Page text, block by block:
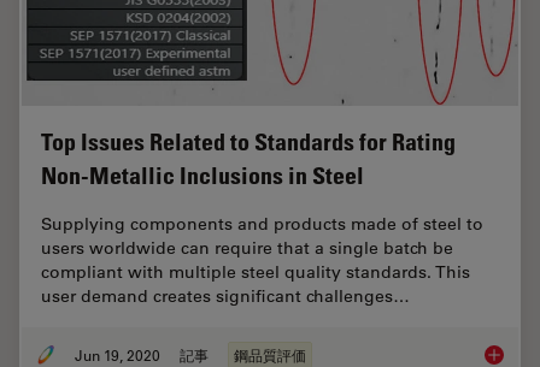
Top Issues Related to Standards for Rating
Non-Metallic Inclusions in Steel
Supplying components and products made of steel to
users worldwide can require that a single batch be
compliant with multiple steel quality standards. This
user demand creates significant challenges…
Jun 19, 2020 記事 鋼品質評価 Top